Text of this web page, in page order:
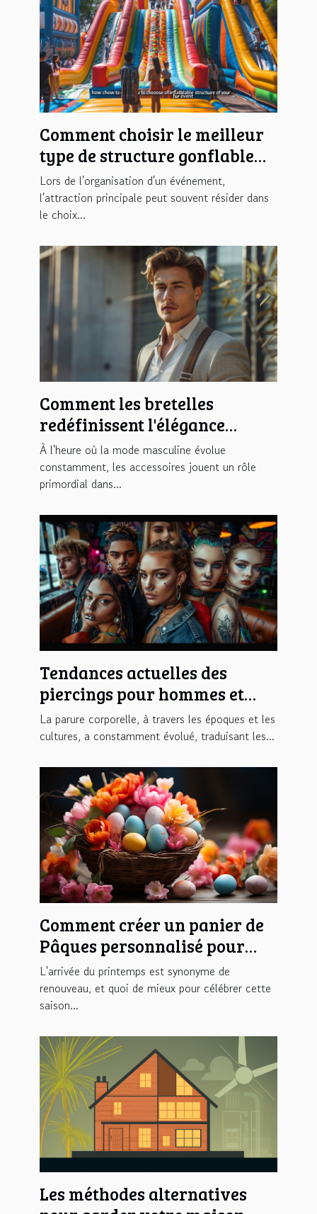
Comment choisir le meilleur
type de structure gonflable
pour votre événement
Lors de l'organisation d'un événement,
l'attraction principale peut souvent résider dans
le choix...
Comment les bretelles
redéfinissent l'élégance
masculine moderne
À l'heure où la mode masculine évolue
constamment, les accessoires jouent un rôle
primordial dans...
Tendances actuelles des
piercings pour hommes et
femmes en cette saison
La parure corporelle, à travers les époques et les
cultures, a constamment évolué, traduisant les...
Comment créer un panier de
Pâques personnalisé pour
une chasse aux œufs
inoubliable
L'arrivée du printemps est synonyme de
renouveau, et quoi de mieux pour célébrer cette
saison...
Les méthodes alternatives